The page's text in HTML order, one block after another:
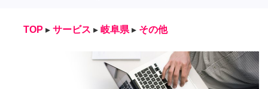
TOP ▸ サービス ▸ 岐阜県 ▸ その他